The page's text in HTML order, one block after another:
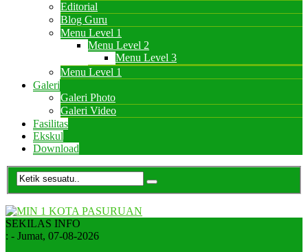
Editorial
Blog Guru
Menu Level 1
Menu Level 2
Menu Level 3
Menu Level 1
Galeri
Galeri Photo
Galeri Video
Fasilitas
Ekskul
Download
SEKILAS INFO
: - Jumat, 07-08-2026